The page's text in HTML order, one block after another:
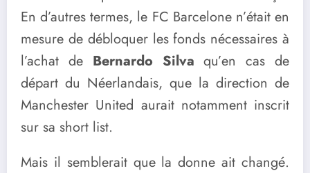
En d’autres termes, le FC Barcelone n’était en
mesure de débloquer les fonds nécessaires à
l’achat de Bernardo Silva qu’en cas de
départ du Néerlandais, que la direction de
Manchester United aurait notamment inscrit
sur sa short list.
Mais il semblerait que la donne ait changé.